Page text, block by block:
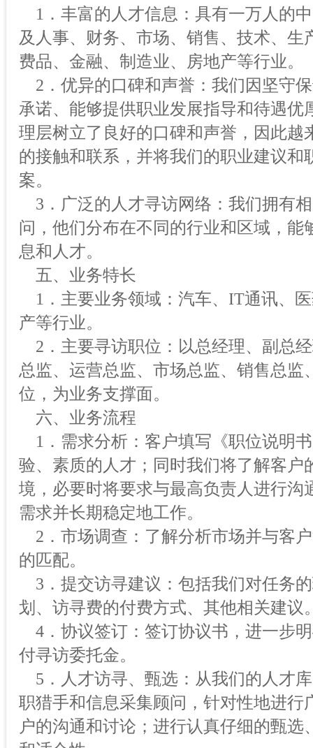
1．丰富的人才信息：具有一万人的
及人事、财务、市场、销售、技术、
费品、金融、制造业、房地产等行业。
2．优异的口碑和声誉：我们因坚守
承诺、能够提供职业发展指导和待遇
理层树立了良好的口碑和声誉，因此
的接触和联系，并将我们的职业建议
案。
3．广泛的人才寻访网络：我们拥有
问，他们分布在不同的行业和区域，
息和人才。
五、业务特长
1．主要业务领域：汽车、IT通讯、
产等行业。
2．主要寻访职位：以总经理、副总
总监、运营总监、市场总监、销售总
位，为业务支撑面。
六、业务流程
1．需求分析：客户填写《职位说明
验、素质的人才；同时我们将了解客户
境，必要时将要求与最高负责人进行
需求并长期稳定地工作。
2．市场调查：了解分析市场并与客
的匹配。
3．提交访寻建议：包括我们对任务
划、访寻费的付费方式、其他相关建议
4．协议签订：签订协议书，进一步
付寻访委托金。
5．人才访寻、甄选：从我们的人才
职猎手和信息采集顾问，针对性地进
户的沟通和讨论；进行认真仔细的甄